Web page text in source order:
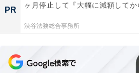
PR
ヶ月停止して『大幅に減額して
渋谷法務総合事務所